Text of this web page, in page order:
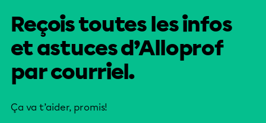
Reçois toutes les infos
et astuces d’Alloprof
par courriel.
Ça va t’aider, promis!